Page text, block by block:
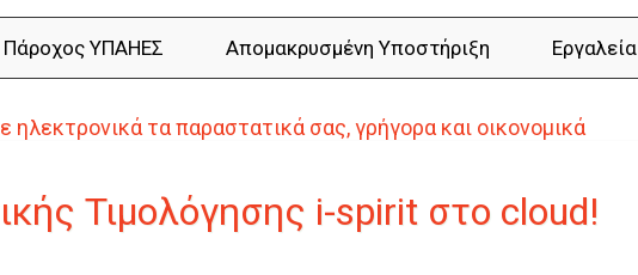
Πάροχος ΥΠΑΗΕΣ Aπομακρυσμένη Yποστήριξη Εργαλεία
ηλεκτρονικά τα παραστατικά σας, γρήγορα και οικονομικά
Τιμολόγησης i-spirit στο cloud!